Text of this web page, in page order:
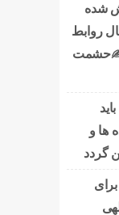
شده
و سربندر با ۶۰ سال روابط
✍حشمت
ها و
گردد